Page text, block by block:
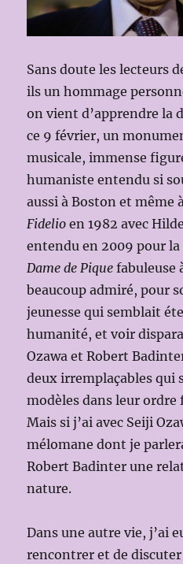
Sans doute les lecteurs
ils un hommage
on vient d’apprendre la
ce 9 février, un
musicale, immense
humaniste entendu si
aussi à Boston et même
Fidelio en 1982 avec
entendu en 2009 pour
Dame de Pique fabuleuse
beaucoup admiré, pour
jeunesse qui semblait
humanité, et voir
Ozawa et Robert
deux irremplaçables qui
modèles dans leur ordre
Mais si j’ai avec Seiji
mélomane dont je
Robert Badinter une
nature.
Dans une autre vie, j’ai
rencontrer et de